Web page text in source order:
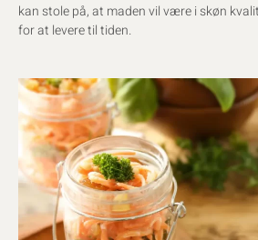
kan stole på, at maden vil være i skøn
for at levere til tiden.